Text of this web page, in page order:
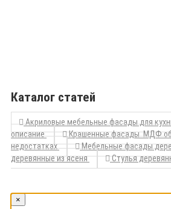
Каталог статей
Акриловые мебельные фасады для
описание
Крашенные фасады МДФ об
недостатках
Мебельные фасады
деревянные из ясеня
Стулья
×